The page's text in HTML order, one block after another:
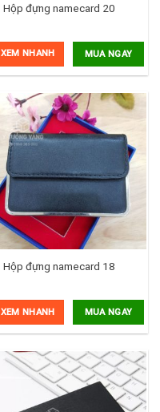
Hộp đựng namecard 20
MUA NGAY
XEM NHANH
Hộp đựng namecard 18
MUA NGAY
XEM NHANH